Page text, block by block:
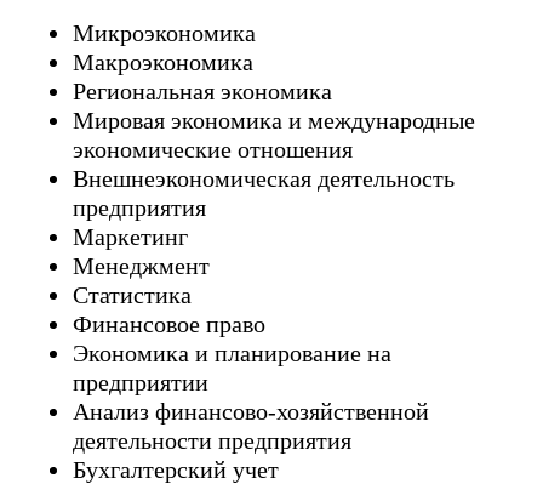
Микроэкономика
Макроэкономика
Региональная экономика
Мировая экономика и международные
экономические отношения
Внешнеэкономическая деятельность
предприятия
Маркетинг
Менеджмент
Статистика
Финансовое право
Экономика и планирование на
предприятии
Анализ финансово-хозяйственной
деятельности предприятия
Бухгалтерский учет